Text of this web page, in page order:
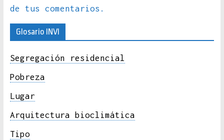
de tus comentarios.
Glosario INVI
Segregación residencial
Pobreza
Lugar
Arquitectura bioclimática
Tipo